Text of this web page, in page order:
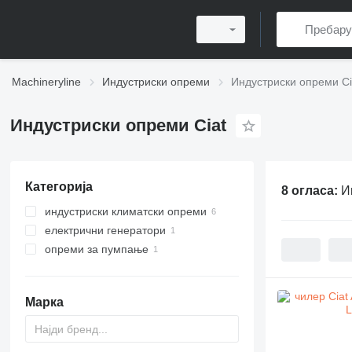
Machineryline Индустриски опреми Индустриски опреми
Индустриски опреми Ciat
Категорија
индустриски климатски опреми
чилери
вентилациски опреми
електрични генератори
дизел генератори
опреми за пумпање
Марка
8 огласа: